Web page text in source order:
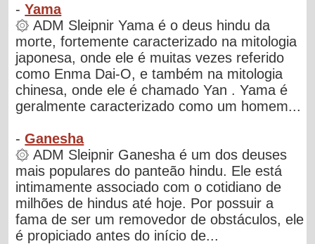
-Yama
۞ ADM Sleipnir Yama é o deus hindu da
morte, fortemente caracterizado na mitologia
japonesa, onde ele é muitas vezes referido
como Enma Dai-O, e também na mitologia
chinesa, onde ele é chamado Yan . Yama é
geralmente caracterizado como um homem...
-Ganesha
۞ ADM Sleipnir Ganesha é um dos deuses
mais populares do panteão hindu. Ele está
intimamente associado com o cotidiano de
milhões de hindus até hoje. Por possuir a
fama de ser um removedor de obstáculos, ele
é propiciado antes do início de...